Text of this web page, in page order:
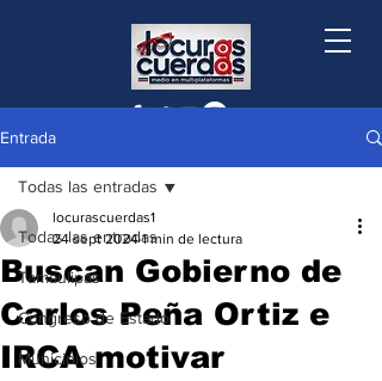
Entrada
Todas las entradas
Tamaulipas
Congreso de Estado
Municipios
Todas las entradas
Buscan Gobierno de
Carlos Peña Ortiz e
IRCA motivar
locurascuerdas1
24 sept 2024 1 min de lectura